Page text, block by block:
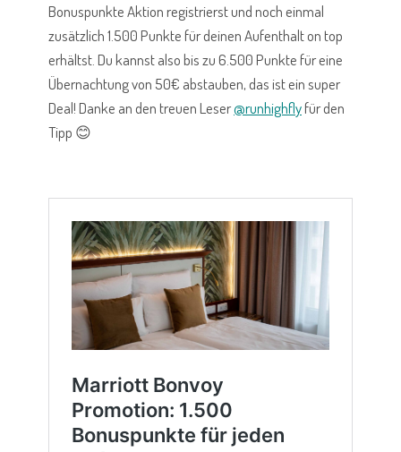
Bonuspunkte Aktion registrierst und noch einmal
zusätzlich 1.500 Punkte für deinen Aufenthalt on top
erhältst. Du kannst also bis zu 6.500 Punkte für eine
Übernachtung von 50€ abstauben, das ist ein super
Deal! Danke an den treuen Leser@runhighflyfür den
Tipp 😊